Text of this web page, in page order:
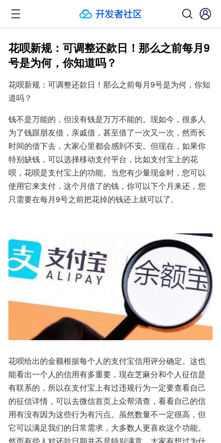
花呗新规：可调整还款日！那么之前每月9
号是为何，你知道吗？
花呗新规：可调整还款日！那么之前每月9号是为何，你知
道吗？
钱不是万能的，但没有钱是万万不能的。现如今，很多人
为了钱跟朋友借，亲戚借，甚至借了一次又一次，然而长
时间的借下去，大家心里都会感到不安。但现在，如果你
特别缺钱，可以选择移动支付平台，比如支付宝上的花
呗，花呗是支付宝上的功能。当您有少量现金时，您可以
使用它来支付，这个月借了的钱，你可以下个月来还，您
只需要在每月9号之前把花掉的钱还上就可以了。
花呗给出的金额根据每个人的支付宝信用评分确定。这也
能看出一个人的信用有多重要，现在芝麻分和个人征信是
有联系的，所以在支付宝上有过违规行为一定要查看自己
的征信详情，可以去微信首页上众帮清查，看看自己的信
用有没有因为这些行为有污点。虽然数量不一定很高，但
它可以满足我们的日常需求，大多数人更喜欢这个功能。